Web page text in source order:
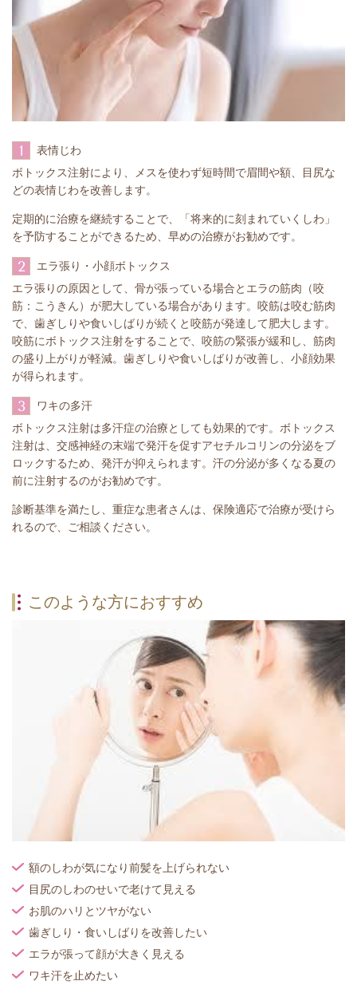
1 表情じわ
ボトックス注射により、メスを使わず短時間で眉間や額、目尻な
どの表情じわを改善します。
定期的に治療を継続することで、「将来的に刻まれていくしわ」
を予防することができるため、早めの治療がお勧めです。
2 エラ張り・小顔ボトックス
エラ張りの原因として、骨が張っている場合とエラの筋肉（咬
筋：こうきん）が肥大している場合があります。咬筋は咬む筋肉
で、歯ぎしりや食いしばりが続くと咬筋が発達して肥大します。
咬筋にボトックス注射をすることで、咬筋の緊張が緩和し、筋肉
の盛り上がりが軽減。歯ぎしりや食いしばりが改善し、小顔効果
が得られます。
3 ワキの多汗
ボトックス注射は多汗症の治療としても効果的です。ボトックス
注射は、交感神経の末端で発汗を促すアセチルコリンの分泌をブ
ロックするため、発汗が抑えられます。汗の分泌が多くなる夏の
前に注射するのがお勧めです。
診断基準を満たし、重症な患者さんは、保険適応で治療が受けら
れるので、ご相談ください。
このような方におすすめ
額のしわが気になり前髪を上げられない
目尻のしわのせいで老けて見える
お肌のハリとツヤがない
歯ぎしり・食いしばりを改善したい
エラが張って顔が大きく見える
ワキ汗を止めたい